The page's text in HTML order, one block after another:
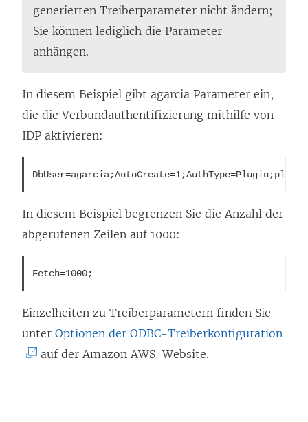
generierten Treiberparameter nicht ändern;
Sie können lediglich die Parameter
anhängen.
In diesem Beispiel gibt agarcia Parameter ein,
die die Verbundauthentifizierung mithilfe von
IDP aktivieren:
In diesem Beispiel begrenzen Sie die Anzahl der
abgerufenen Zeilen auf 1000:
Fetch=1000;
Einzelheiten zu Treiberparametern finden Sie
unter Optionen der ODBC-Treiberkonfiguration
auf der Amazon AWS-Website.